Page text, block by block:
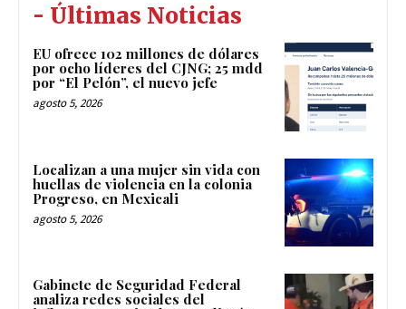
- Últimas Noticias
EU ofrece 102 millones de dólares
por ocho líderes del CJNG; 25 mdd
por “El Pelón”, el nuevo jefe
agosto 5, 2026
Localizan a una mujer sin vida con
huellas de violencia en la colonia
Progreso, en Mexicali
agosto 5, 2026
Gabinete de Seguridad Federal
analiza redes sociales del